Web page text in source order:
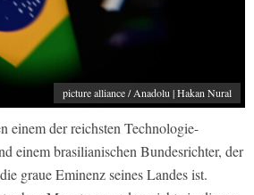
picture alliance / Anadolu | Hakan Nural
einem der reichsten Technologie-
einem brasilianischen Bundesrichter, der
graue Eminenz seines Landes ist.